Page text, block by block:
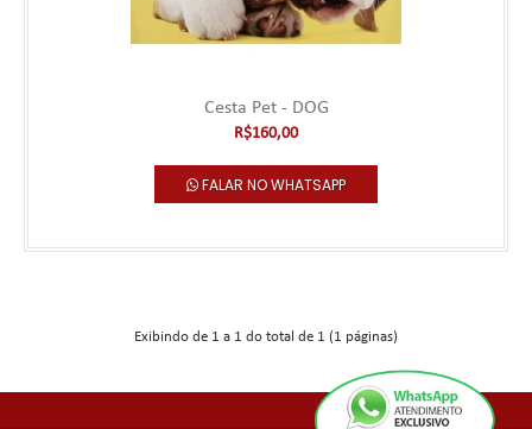
Cesta Pet - DOG
antecedência. Pedidos reali..
Cesta Pet - DOG
R$160,00
FALAR NO WHATSAPP
Exibindo de 1 a 1 do total de 1 (1 páginas)